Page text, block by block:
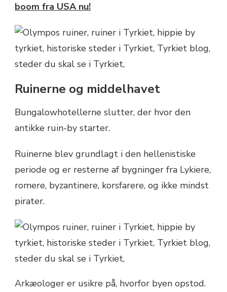
boom fra USA nu!
Ruinerne og middelhavet
Bungalowhotellerne slutter, der hvor den
antikke ruin-by starter.
Ruinerne blev grundlagt i den hellenistiske
periode og er resterne af bygninger fra Lykiere,
romere, byzantinere, korsfarere, og ikke mindst
pirater.
Arkæologer er usikre på, hvorfor byen opstod.